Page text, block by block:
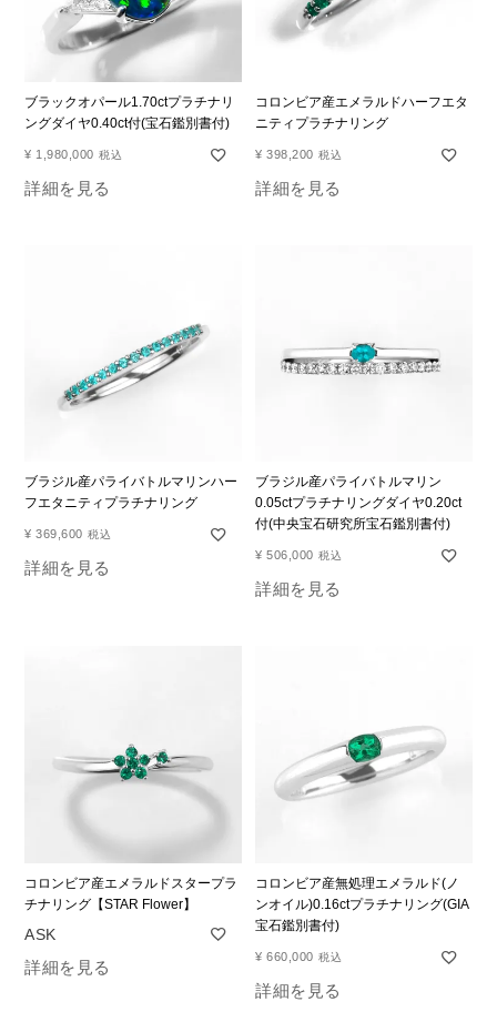
ブラックオパール1.70ctプラチナリ
ングダイヤ0.40ct付(宝石鑑別書付)
¥ 1,980,000 税込
詳細を見る
コロンビア産エメラルドハーフエタ
ニティプラチナリング
¥ 398,200 税込
詳細を見る
ブラジル産パライバトルマリンハー
フエタニティプラチナリング
¥ 369,600 税込
詳細を見る
ブラジル産パライバトルマリン
0.05ctプラチナリングダイヤ0.20ct
付(中央宝石研究所宝石鑑別書付)
¥ 506,000 税込
詳細を見る
コロンビア産エメラルドスタープラ
チナリング【STAR Flower】
詳細を見る
コロンビア産無処理エメラルド(ノ
ンオイル)0.16ctプラチナリング(GIA
宝石鑑別書付)
¥ 660,000 税込
詳細を見る